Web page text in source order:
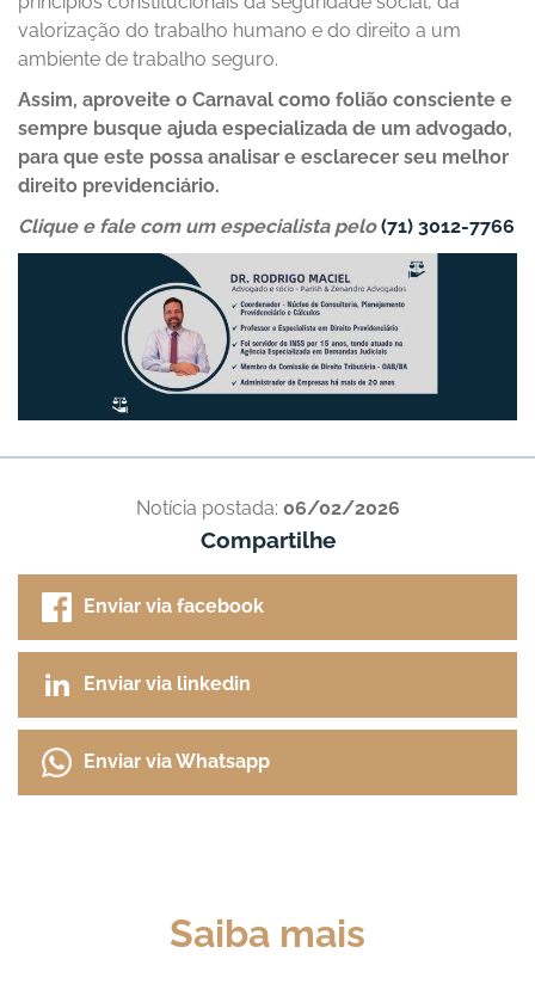
valorização do trabalho humano e do direito a um
ambiente de trabalho seguro.
Assim, aproveite o Carnaval como folião consciente e
sempre busque ajuda especializada de um advogado,
para que este possa analisar e esclarecer seu melhor
direito previdenciário.
Clique e fale com um especialista pelo(71) 3012-7766
Notícia postada: 06/02/2026
Compartilhe
Enviar via facebook
Enviar via linkedin
Enviar via Whatsapp
Saiba mais